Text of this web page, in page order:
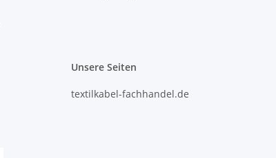
Unsere Seiten
textilkabel-fachhandel.de